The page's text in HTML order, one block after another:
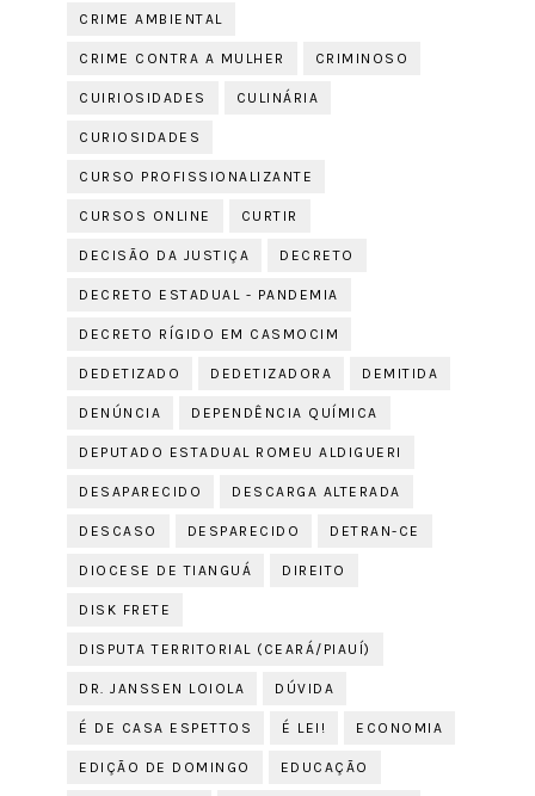
CRIME AMBIENTAL
CRIME CONTRA A MULHER CRIMINOSO
CUIRIOSIDADES CULINÁRIA
CURIOSIDADES
CURSO PROFISSIONALIZANTE
CURSOS ONLINE CURTIR
DECISÃO DA JUSTIÇA DECRETO
DECRETO ESTADUAL - PANDEMIA
DECRETO RÍGIDO EM CASMOCIM
DEDETIZADO DEDETIZADORA DEMITIDA
DENÚNCIA DEPENDÊNCIA QUÍMICA
DEPUTADO ESTADUAL ROMEU ALDIGUERI
DESAPARECIDO DESCARGA ALTERADA
DESCASO DESPARECIDO DETRAN-CE
DIOCESE DE TIANGUÁ DIREITO
DISK FRETE
DISPUTA TERRITORIAL (CEARÁ/PIAUÍ)
DR. JANSSEN LOIOLA DÚVIDA
É DE CASA ESPETTOS É LEI! ECONOMIA
EDIÇÃO DE DOMINGO EDUCAÇÃO